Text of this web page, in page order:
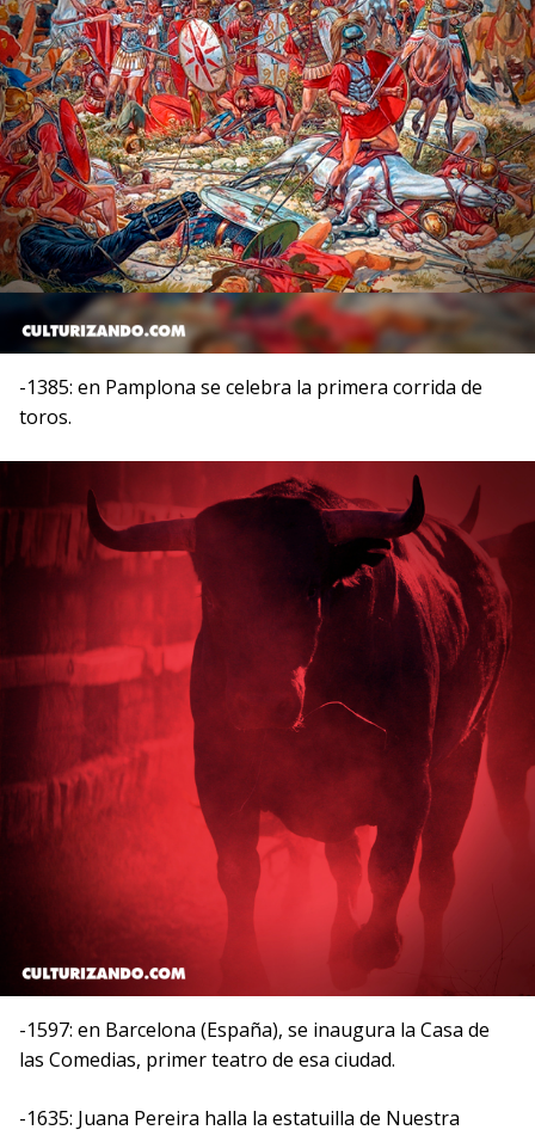
-1385: en Pamplona se celebra la primera corrida de
toros.
-1597: en Barcelona (España), se inaugura la Casa de
las Comedias, primer teatro de esa ciudad.
-1635: Juana Pereira halla la estatuilla de Nuestra